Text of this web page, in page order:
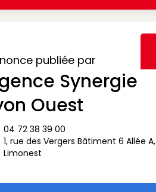
publiée par
Synergie
Ouest
téléphone
04 72 38 39 00
adresse
1, rue des Vergers Bâtiment 6 Allée A,
Limonest